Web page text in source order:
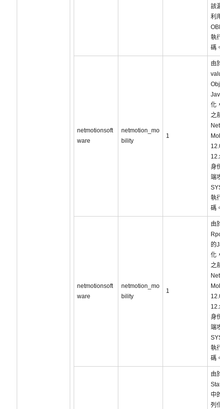
該
利
執
碼
netmotionsoft
ware
netmotion_mo
bility
1
由
化
之
身
端
執
碼
netmotionsoft
ware
netmotion_mo
bility
1
由
的
化
之
身
端
執
碼
由
中
列